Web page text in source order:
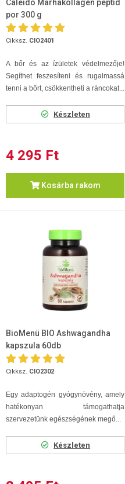
Caleido Marhakollagén peptid
por 300 g
Cikksz. CIO2401
A bőr és az ízületek védelmezője!
Segíthet feszesíteni és rugalmassá
tenni a bőrt, csökkentheti a ráncokat...
Készleten
4 295 Ft
Kosárba rakom
BioMenü BIO Ashwagandha
kapszula 60db
Cikksz. CIO2302
Egy adaptogén gyógynövény, amely
hatékonyan támogathatja
szervezetünk egészségének megő...
Készleten